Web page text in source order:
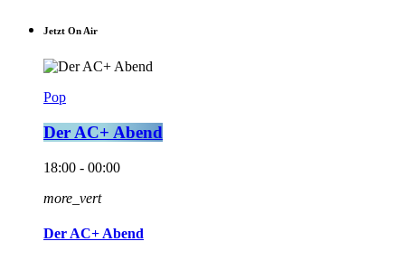
Jetzt On Air
Pop
Der AC+ Abend
18:00 - 00:00
more_vert
Der AC+ Abend